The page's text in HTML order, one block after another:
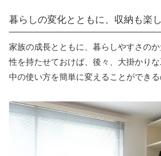
暮らしの変化とともに、収納も楽
家族の成長とともに、暮らしやすさの
性を持たせておけば、後々、大掛かり
中の使い方を簡単に変えることができる